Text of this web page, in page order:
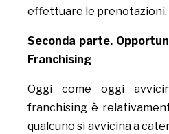
effettuare le prenotazioni.
Seconda parte.
Franchising
Oggi come oggi
franchising è
qualcuno si avvicina a